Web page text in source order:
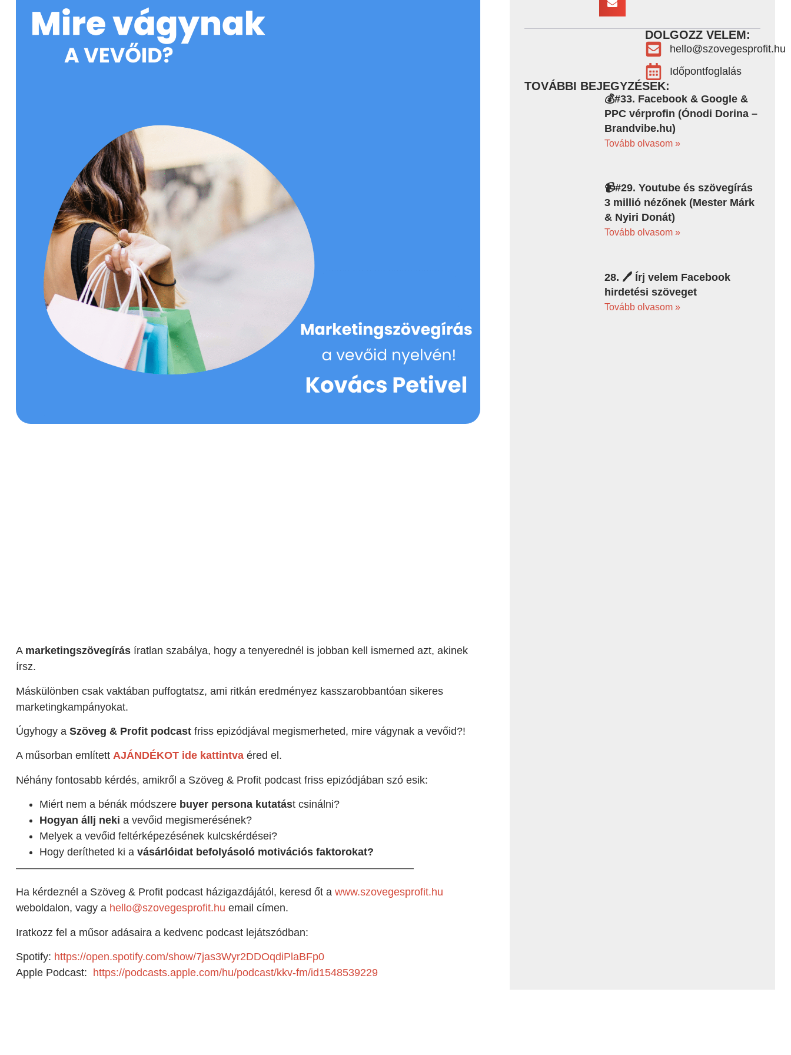
A marketingszövegírásíratlan szabálya, hogy a tenyerednél is jobban kell ismerned azt, akinek
írsz.
Máskülönben csak vaktában puffogtatsz, ami ritkán eredményez kasszarobbantóan sikeres
marketingkampányokat.
Úgyhogy a Szöveg & Profit podcastfriss epizódjával megismerheted, mire vágynak a vevőid?!
A műsorban említett AJÁNDÉKOT ide kattintvaéred el.
Néhány fontosabb kérdés, amikről a Szöveg & Profit podcast friss epizódjában szó esik:
Miért nem a bénák módszerebuyer persona kutatást csinálni?
Hogyan állj neki a vevőid megismerésének?
Melyek a vevőid feltérképezésének kulcskérdései?
Hogy derítheted ki a vásárlóidat befolyásoló motivációs faktorokat?
—————————————————————————————————————–
Ha kérdeznél a Szöveg & Profit podcast házigazdájától, keresd őt a www.szovegesprofit.hu
weboldalon, vagy a hello@szovegesprofit.hu email címen.
Iratkozz fel a műsor adásaira a kedvenc podcast lejátszódban:
Spotify: https://open.spotify.com/show/7jas3Wyr2DDOqdiPlaBFp0
Apple Podcast:
https://podcasts.apple.com/hu/podcast/kkv-fm/id1548539229
DOLGOZZ VELEM:
hello@szovegesprofit.hu
Időpontfoglalás
TOVÁBBI BEJEGYZÉSEK:
💰#33. Facebook & Google &
PPC vérprofin (Ónodi Dorina –
Brandvibe.hu)
Tovább olvasom »
📹#29. Youtube és szövegírás
3 millió nézőnek (Mester Márk
& Nyiri Donát)
Tovább olvasom »
28. 🖊️ Írj velem Facebook
hirdetési szöveget
Tovább olvasom »